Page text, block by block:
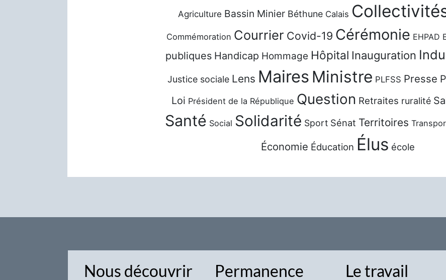
Agriculture Bassin Minier Béthune Calais
Commémoration Courrier Covid-19 Cérémonie EHPAD
publiques Handicap Hommage Hôpital Inauguration
Justice sociale Lens Maires Ministre PLFSS Presse
Loi Président de la République Question Retraites ruralité
Santé Social Solidarité Sport Sénat Territoires
Économie Éducation Élus école
Nous découvrir Permanence Le travail